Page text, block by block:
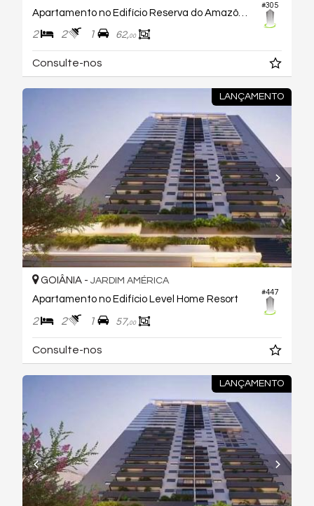
#305
2 2 1 62,00
Consulte-nos
LANÇAMENTO
#447
GOIÂNIA - JARDIM AMÉRICA
Apartamento no Edifício Level Home Resort
2 2 1 57,00
Consulte-nos
LANÇAMENTO